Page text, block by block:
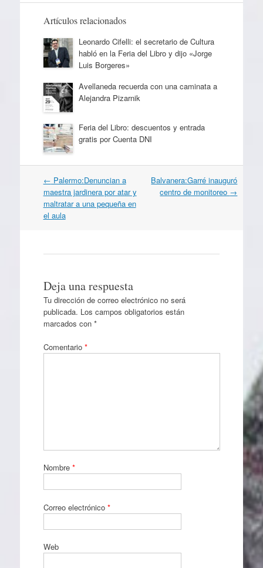
Artículos relacionados
Leonardo Cifelli: el secretario de Cultura
habló en la Feria del Libro y dijo «Jorge
Luis Borgeres»
Avellaneda recuerda con una caminata a
Alejandra Pizarnik
Feria del Libro: descuentos y entrada
gratis por Cuenta DNI
Navegación
por
artículos
← Palermo:Denuncian a
maestra jardinera por atar y
maltratar a una pequeña en
el aula
Balvanera:Garré inauguró
centro de monitoreo →
Deja una respuesta
Tu dirección de correo electrónico no será
publicada. Los campos obligatorios están
marcados con *
Comentario *
Nombre *
Correo electrónico *
Web